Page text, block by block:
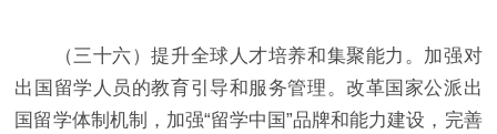
（三十六）提升全球人才培养和集聚能力。加强对
出国留学人员的教育引导和服务管理。改革国家公派出
国留学体制机制，加强“留学中国”品牌和能力建设，完善